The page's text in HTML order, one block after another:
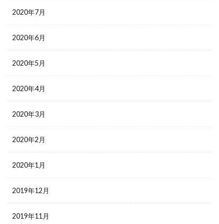
2020年7月
2020年6月
2020年5月
2020年4月
2020年3月
2020年2月
2020年1月
2019年12月
2019年11月